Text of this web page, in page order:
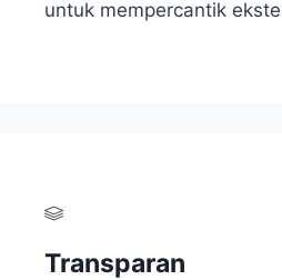
untuk mempercantik
Transparan